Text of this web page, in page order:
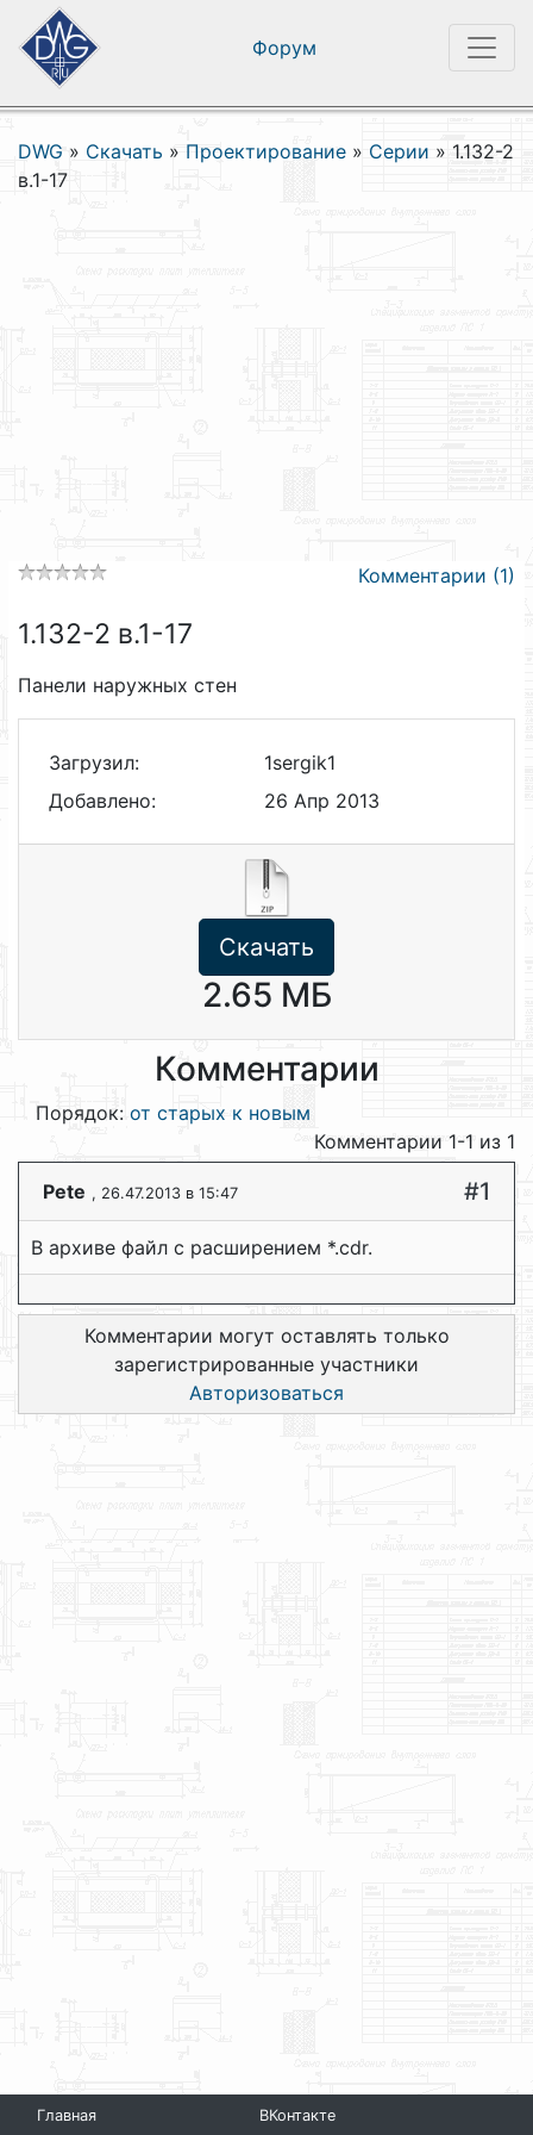
Форум
DWG » Скачать » Проектирование » Серии » 1.132-2
в.1-17
Комментарии (1)
1.132-2 в.1-17
Панели наружных стен
Загрузил:
1sergik1
Добавлено:
26 Апр 2013
Скачать
2.65 МБ
Комментарии
Порядок: от старых к новым
Комментарии 1-1 из 1
Pete , 26.47.2013 в 15:47 #1
В архиве файл с расширением *.cdr.
Комментарии могут оставлять только
зарегистрированные участники
Авторизоваться
Главная ВКонтакте